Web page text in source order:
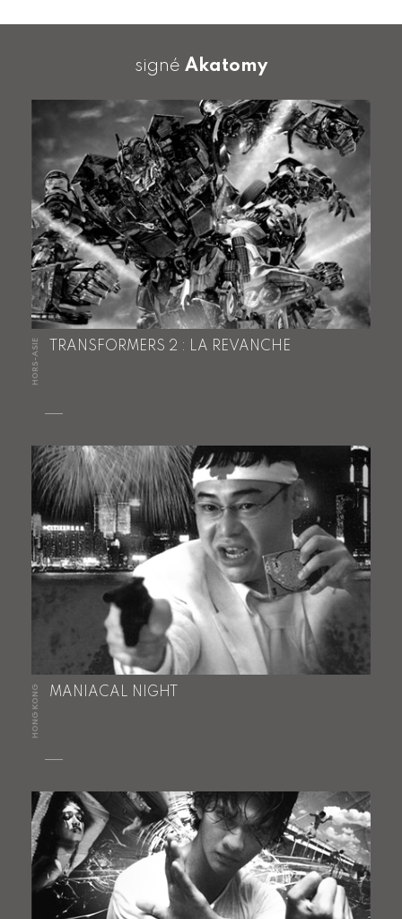
signé Akatomy
HORS-ASIE TRANSFORMERS 2 : LA REVANCHE
HONG KONG MANIACAL NIGHT